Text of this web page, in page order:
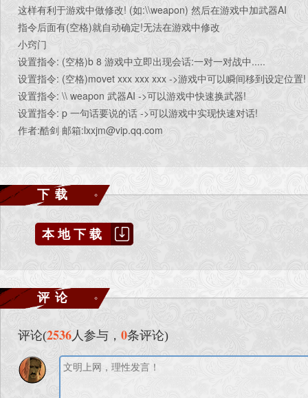
这样有利于游戏中做修改! (如:\\weapon) 然后在游戏中加武器AI
指令后面有(空格)就自动确定!无法在游戏中修改
小窍门
设置指令: (空格)b 8 游戏中立即出现会话:一对一对战中.....
设置指令: (空格)movet xxx xxx xxx ->游戏中可以瞬间移到设定位置!
设置指令: \\ weapon 武器AI ->可以游戏中快速换武器!
设置指令: p 一句话要说的话 ->可以游戏中实现快速对话!
作者:酷剑 邮箱:lxxjm@vip.qq.com
下载
本地下载
评论
评论(2536 人参与， 0条评论)